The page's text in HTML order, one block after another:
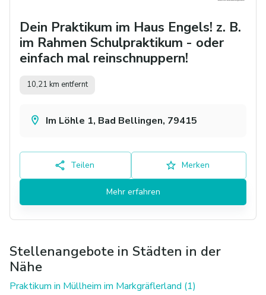
Dein Praktikum im Haus Engels! z. B.
im Rahmen Schulpraktikum - oder
einfach mal reinschnuppern!
10,21 km entfernt
Im Löhle 1, Bad Bellingen, 79415
Teilen Merken
Mehr erfahren
Stellenangebote in Städten in der
Nähe
Praktikum in Müllheim im Markgräflerland (1)